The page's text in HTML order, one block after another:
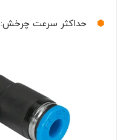
حداکثر سرعت چرخش: 500 دور در دقیقه (rpm)